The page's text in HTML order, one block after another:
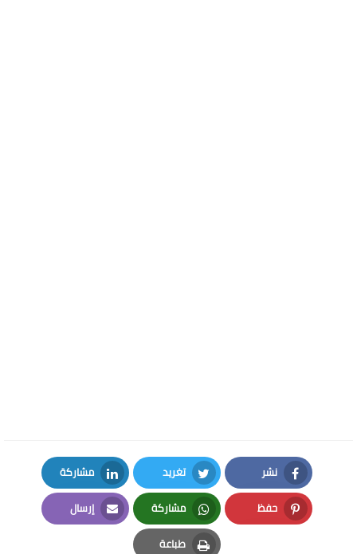
نشر
Facebook
تغريد
Twitter
مشاركة
LinkedIn
حفظ
Pinterest
مشاركة
Whatsapp
إرسال
Email
طباعة